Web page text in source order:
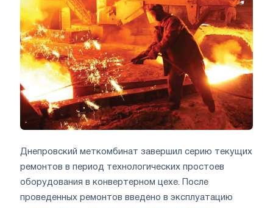
Днепровский меткомбинат завершил серию текущих
ремонтов в период технологических простоев
оборудования в конвертерном цехе. После
проведенных ремонтов введено в эксплуатацию